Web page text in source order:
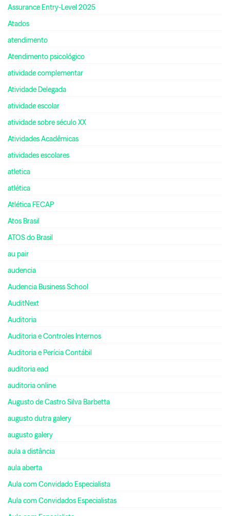
Assurance Entry-Level 2025
Atados
atendimento
Atendimento psicológico
atividade complementar
Atividade Delegada
atividade escolar
atividade sobre século XX
Atividades Acadêmicas
atividades escolares
atletica
atlética
Atlética FECAP
Atos Brasil
ATOS do Brasil
au pair
audencia
Audencia Business School
AuditNext
Auditoria
Auditoria e Controles Internos
Auditoria e Perícia Contábil
auditoria ead
auditoria online
Augusto de Castro Silva Barbetta
augusto dutra galery
augusto galery
aula a distância
aula aberta
Aula com Convidado Especialista
Aula com Convidados Especialistas